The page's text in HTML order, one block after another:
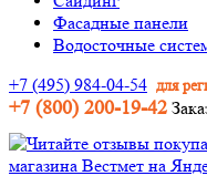
Фасадные панели
Водосточные
+7 (495) 984-04-54 для
+7 (800) 200-19-42